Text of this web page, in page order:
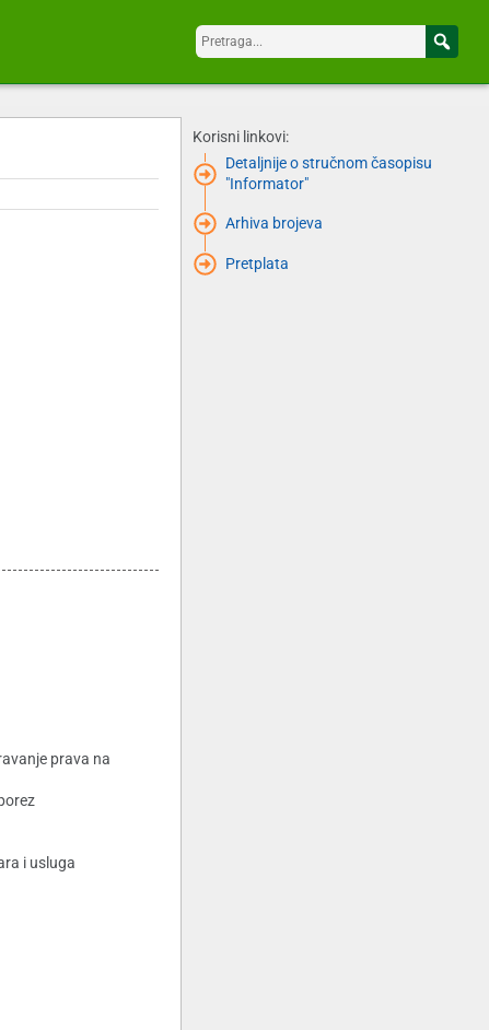
prava na
i usluga
Korisni linkovi:
Detaljnije o stručnom časopisu
"Informator"
Arhiva brojeva
Pretplata